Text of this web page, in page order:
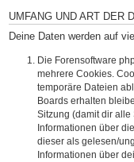
UMFANG UND ART DER
Deine Daten werden auf
Die Forensoftware
mehrere Cookies.
temporäre Dateien
Boards erhalten
Sitzung (damit dir
Informationen über
dieser als gelesen/
Informationen über